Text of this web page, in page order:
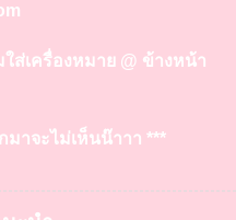
ใส่เครื่องหมาย @ ข้างหน้า
าจะไม่เห็นน๊าาา ***